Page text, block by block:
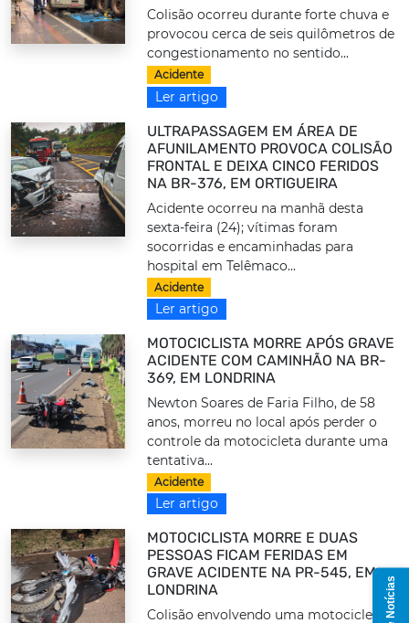
Colisão ocorreu durante forte chuva e
provocou cerca de seis quilômetros de
congestionamento no sentido...
Acidente
Ler artigo
ULTRAPASSAGEM EM ÁREA DE
AFUNILAMENTO PROVOCA COLISÃO
FRONTAL E DEIXA CINCO FERIDOS
NA BR-376, EM ORTIGUEIRA
Acidente ocorreu na manhã desta
sexta-feira (24); vítimas foram
socorridas e encaminhadas para
hospital em Telêmaco...
Acidente
Ler artigo
MOTOCICLISTA MORRE APÓS GRAVE
ACIDENTE COM CAMINHÃO NA BR-
369, EM LONDRINA
Newton Soares de Faria Filho, de 58
anos, morreu no local após perder o
controle da motocicleta durante uma
tentativa...
Acidente
Ler artigo
MOTOCICLISTA MORRE E DUAS
PESSOAS FICAM FERIDAS EM
GRAVE ACIDENTE NA PR-545, EM
LONDRINA
Colisão envolvendo uma motocicleta e